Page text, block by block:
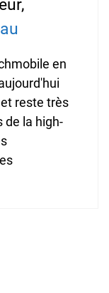
en
reste très
de la high-